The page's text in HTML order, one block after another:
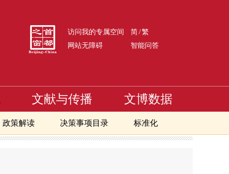
访问我的专属空间 简/繁
网站无障碍
智能问答
政策解读 决策事项目录 标准化
文献与传播 文博数据